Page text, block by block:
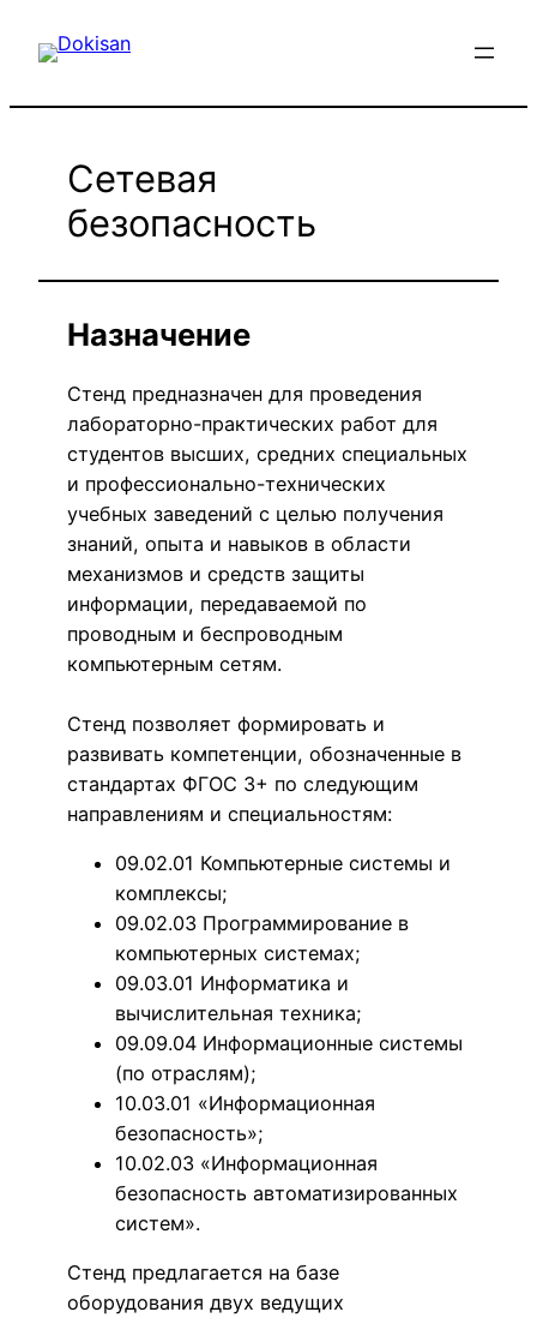
Сетевая
безопасность
Назначение
Стенд предназначен для проведения
лабораторно-практических работ для
студентов высших, средних специальных
и профессионально-технических
учебных заведений с целью получения
знаний, опыта и навыков в области
механизмов и средств защиты
информации, передаваемой по
проводным и беспроводным
компьютерным сетям.
Стенд позволяет формировать и
развивать компетенции, обозначенные в
стандартах ФГОС 3+ по следующим
направлениям и специальностям:
09.02.01 Компьютерные системы и
комплексы;
09.02.03 Программирование в
компьютерных системах;
09.03.01 Информатика и
вычислительная техника;
09.09.04 Информационные системы
(по отраслям);
10.03.01 «Информационная
безопасность»;
10.02.03 «Информационная
безопасность автоматизированных
систем».
Стенд предлагается на базе
оборудования двух ведущих